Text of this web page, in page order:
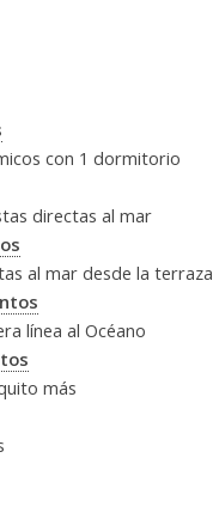
con 1 dormitorio
directas al mar
al mar desde la terraza
línea al Océano
más